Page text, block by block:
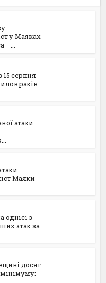
у Маяках
—...
серпня
раків
атаки
Маяки
однієї з
атак за
досяг